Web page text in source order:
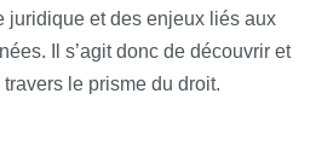
juridique et des enjeux liés aux
Il s’agit donc de découvrir et
le prisme du droit.